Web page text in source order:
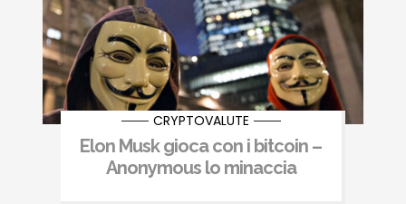
CRYPTOVALUTE
Elon Musk gioca con i bitcoin –
Anonymous lo minaccia